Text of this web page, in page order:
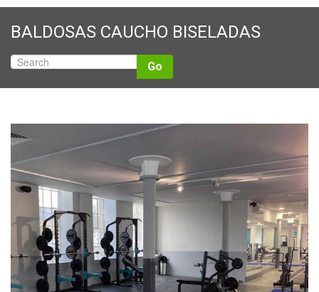
Home
Nosotros
Productos
Tienda
Carrito
Contacto
BALDOSAS CAUCHO BISELADAS
Go